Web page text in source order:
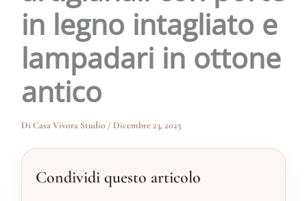
in legno intagliato e
lampadari in ottone
antico
Di Casa Vivora Studio/ Dicembre 23, 2025
Condividi questo articolo